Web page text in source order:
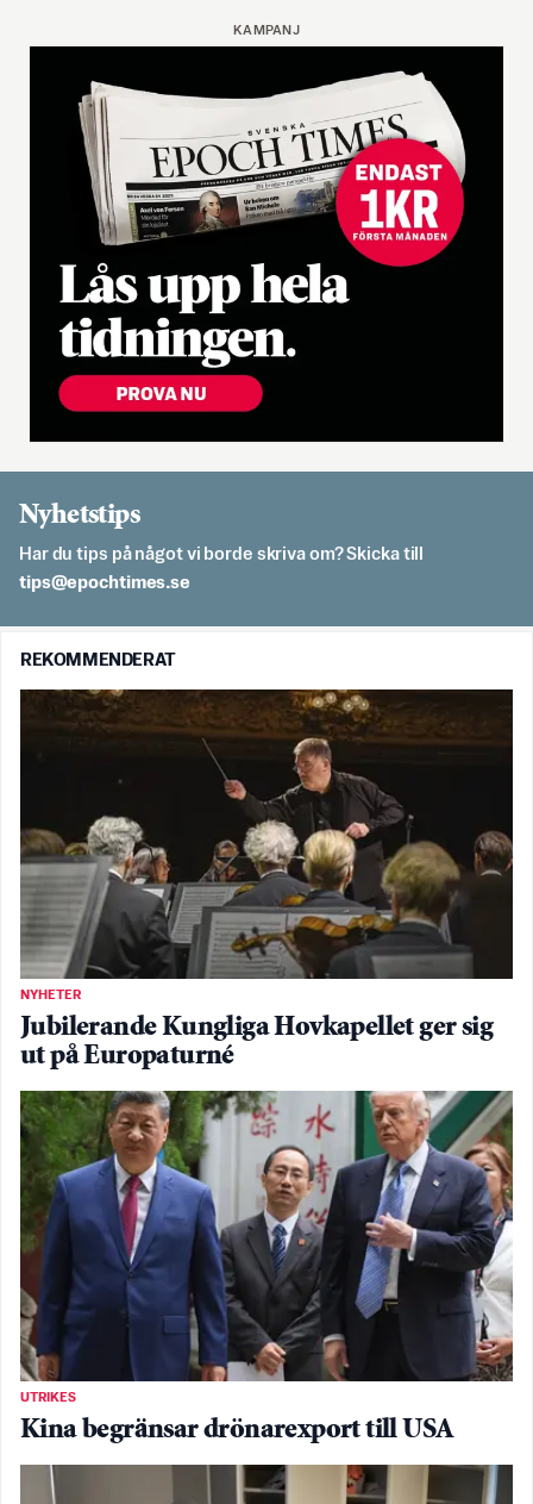
KAMPANJ
Nyhetstips
Har du tips på något vi borde skriva om? Skicka till
es.semithcope@spit
REKOMMENDERAT
NYHETER
Jubilerande Kungliga Hovkapellet ger sig
ut på Europaturné
UTRIKES
Kina begränsar drönarexport till USA